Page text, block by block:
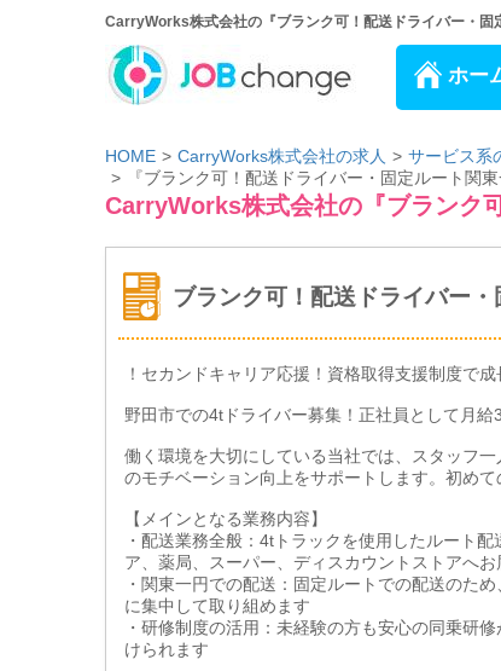
CarryWorks株式会社の『ブランク可！配送ドライバー・
ホー
HOME CarryWorks株式会社の求人
サービス系
『ブランク可！配送ドライバー・固定ルート関
CarryWorks株式会社の『ブランク
ブランク可！配送ドライバー
！セカンドキャリア応援！資格取得支援制度で
野田市での4tドライバー募集！正社員として月給
働く環境を大切にしている当社では、スタッフ
のモチベーション向上をサポートします。初め
【メインとなる業務内容】
・配送業務全般：4tトラックを使用したルート
ア、薬局、スーパー、ディスカウントストアへお
・関東一円での配送：固定ルートでの配送のた
に集中して取り組めます
・研修制度の活用：未経験の方も安心の同乗研
けられます